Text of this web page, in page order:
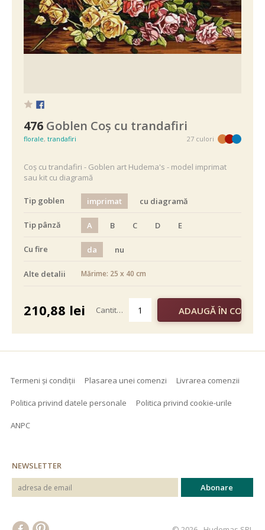
476 Goblen Coș cu trandafiri
florale, trandafiri 27 culori
Coș cu trandafiri - Goblen art Hudema's - model imprimat
sau kit cu diagramă
Tip goblen imprimat cu diagramă
Tip pânză A B C D E
Cu fire da nu
alb negru color
Alte detalii Mărime: 25 x 40 cm
210,88 lei Cantitate
Termeni și condiții Plasarea unei comenzi Livrarea comenzii
Politica privind datele personale Politica privind cookie-urile
ANPC
NEWSLETTER